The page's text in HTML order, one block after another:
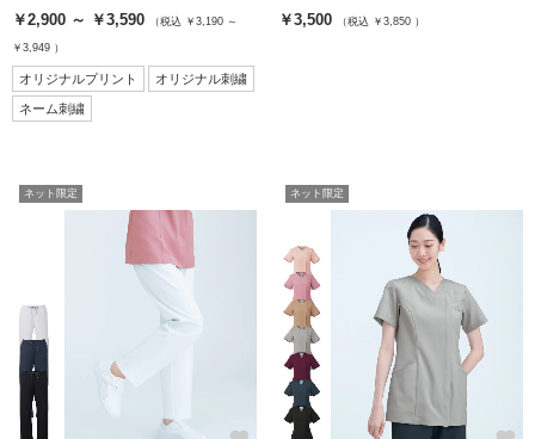
￥2,900 ～ ￥3,590 （税込 ￥3,190 ～
￥3,949 ）
オリジナルプリント オリジナル刺繍
ネーム刺繍
￥3,500 （税込 ￥3,850 ）
ネット限定 ネット限定